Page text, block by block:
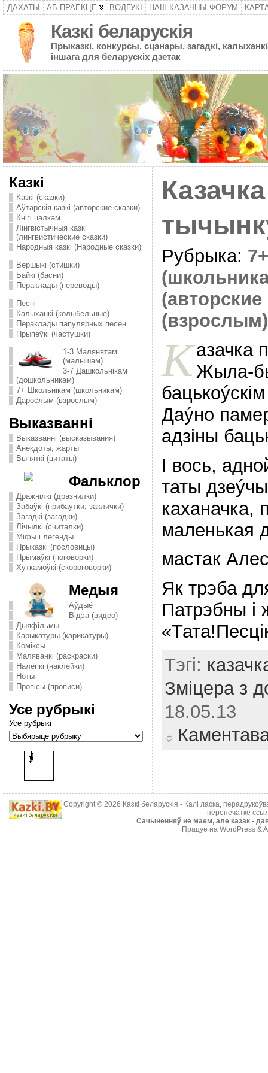
ДАХАТЫ АБ ПРАЕКЦЕ ВОДГУКІ НАШ КАЗАЧНЫ ФОРУМ
Казкі беларускія
Прыказкі, конкурсы, сцэнары, загадкі,
іншага для беларускіх дзетак
Казкі
Казкі (сказки)
Аўтарскія казкі (авторские сказки)
Кнігі цалкам
Лінгвістычныя казкі
(лингвистические сказки)
Народныя казкі (Народные сказки)
Вершыкі (стишки)
Байкі (басни)
Пераклады (переводы)
Песні
Калыханкі (колыбельные)
Пераклады папулярных песен
Прыпеўкі (частушки)
1-3 Малянятам
(малышам)
3-7 Дашкольнікам
(дошкольникам)
7+ Школьнікам (школьникам)
Дарослым (взрослым)
Выказванні
Выказванні (высказывания)
Анекдоты, жарты
Выняткі (цитаты)
Фальклор
Дражнілкі (дразнилки)
Забаўкі (прибаутки, заклички)
Загадкі (загадки)
Лічылкі (считалки)
Міфы і легенды
Прыказкі (пословицы)
Прымаўкі (поговорки)
Хуткамоўкі (скороговорки)
Медыя
Аўдыё
Відэа (видео)
Дыяфільмы
Карыкатуры (карикатуры)
Комiксы
Маляванкі (раскраски)
Налепкі (наклейки)
Ноты
Пропісы (прописи)
Усе рубрыкі
Усе рубрыкі
Рубрыка:
(авторские
(взрослым)
Казачка
Жыла-
Даýно
адзiны
I вось,
таты
каханачка,
маленькая
мастак
Як трэба
Патрэбны i
Тэгі:
Змiцера з
18.05.13
Copyright © 2026 Казкі беларускія - Калі ласка,
перепечатке
Cачыненняў не маем, але казак -
Працуе на WordPress &